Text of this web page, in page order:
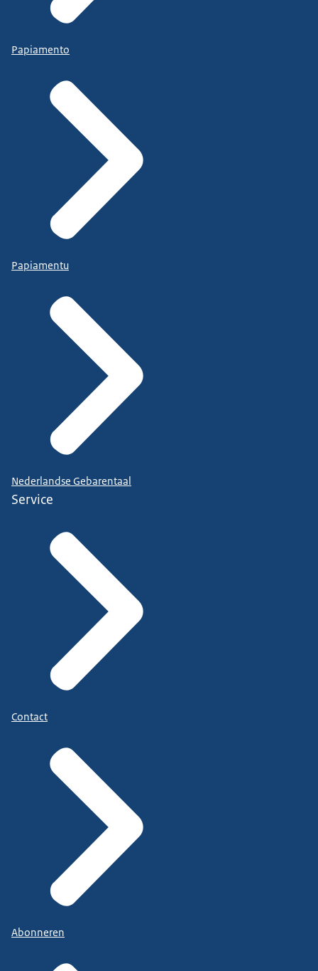
Papiamento
Papiamentu
Nederlandse Gebarentaal
Service
Contact
Abonneren